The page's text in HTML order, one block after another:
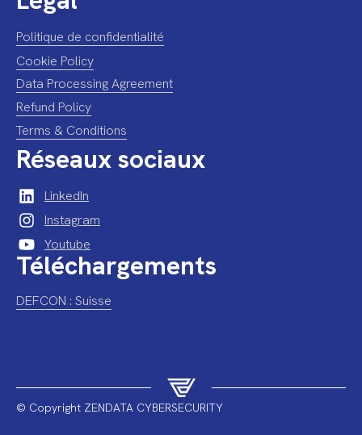
Politique de confidentialité
Cookie Policy
Data Processing Agreement
Refund Policy
Terms & Conditions
Réseaux sociaux
LinkedIn
Instagram
Youtube
Téléchargements
DEFCON : Suisse
© Copyright ZENDATA CYBERSECURITY